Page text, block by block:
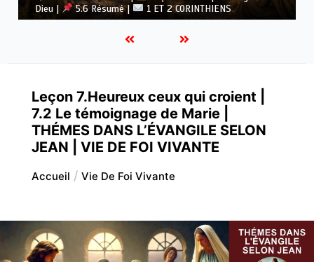
Dieu |
5.5 Vaincre l’idolâtrie | 1 ET 2 CORINTHIENS
Leçon 7.Heureux ceux qui croient |
7.2 Le témoignage de Marie |
THÉMES DANS L’ÉVANGILE SELON
JEAN | VIE DE FOI VIVANTE
Accueil Vie De Foi Vivante